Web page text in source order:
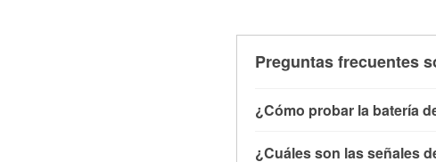
Preguntas frecuentes
¿Cómo probar la batería
¿Cuáles son las señales